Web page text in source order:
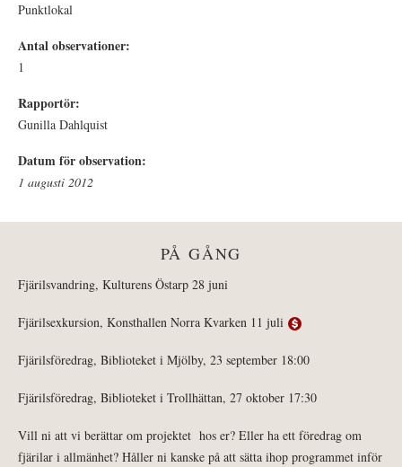
Punktlokal
Antal observationer:
1
Rapportör:
Gunilla Dahlquist
Datum för observation:
1 augusti 2012
PÅ GÅNG
Fjärilsvandring, Kulturens Östarp 28 juni
Fjärilsexkursion, Konsthallen Norra Kvarken 11 juli
Fjärilsföredrag, Biblioteket i Mjölby, 23 september 18:00
Fjärilsföredrag, Biblioteket i Trollhättan, 27 oktober 17:30
Vill ni att vi berättar om projektet hos er? Eller ha ett föredrag om
fjärilar i allmänhet? Håller ni kanske på att sätta ihop programmet inför